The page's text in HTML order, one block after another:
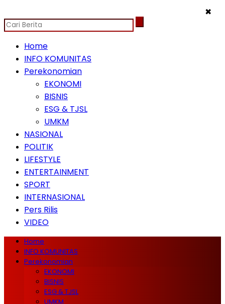
✖
Home
INFO KOMUNITAS
Perekonomian
EKONOMI
BISNIS
ESG & TJSL
UMKM
NASIONAL
POLITIK
LIFESTYLE
ENTERTAINMENT
SPORT
INTERNASIONAL
Pers Rilis
VIDEO
Home
INFO KOMUNITAS
Perekonomian
EKONOMI
BISNIS
ESG & TJSL
UMKM